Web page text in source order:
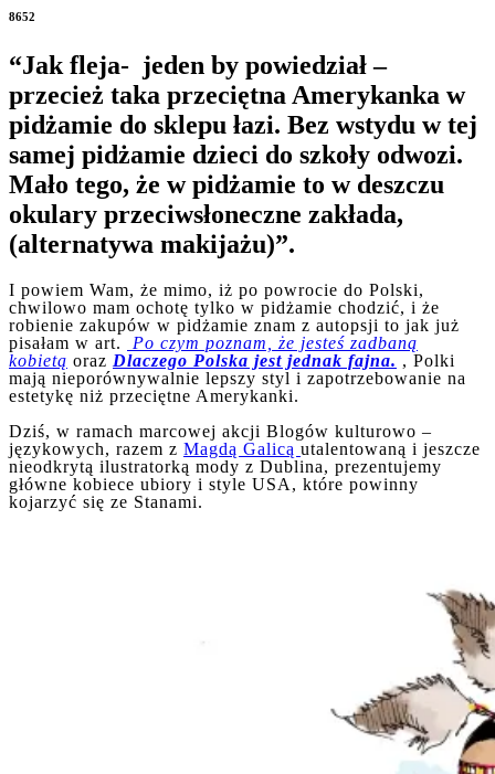
8652
“Jak fleja- jeden by powiedział –
przecież taka przeciętna Amerykanka w
pidżamie do sklepu łazi. Bez wstydu w tej
samej pidżamie dzieci do szkoły odwozi.
Mało tego, że w pidżamie to w deszczu
okulary przeciwsłoneczne zakłada,
(alternatywa makijażu)”.
I powiem Wam, że mimo, iż po powrocie do Polski,
chwilowo mam ochotę tylko w pidżamie chodzić, i że
robienie zakupów w pidżamie znam z autopsji to jak już
pisałam w art.
Po czym poznam, że jesteś zadbaną
kobietą oraz Dlaczego Polska jest jednak fajna. , Polki
mają nieporównywalnie lepszy styl i zapotrzebowanie na
estetykę niż przeciętne Amerykanki.
Dziś, w ramach marcowej akcji Blogów kulturowo –
językowych, razem z Magdą Galicą utalentowaną i jeszcze
nieodkrytą ilustratorką mody z Dublina, prezentujemy
główne kobiece ubiory i style USA, które powinny
kojarzyć się ze Stanami.